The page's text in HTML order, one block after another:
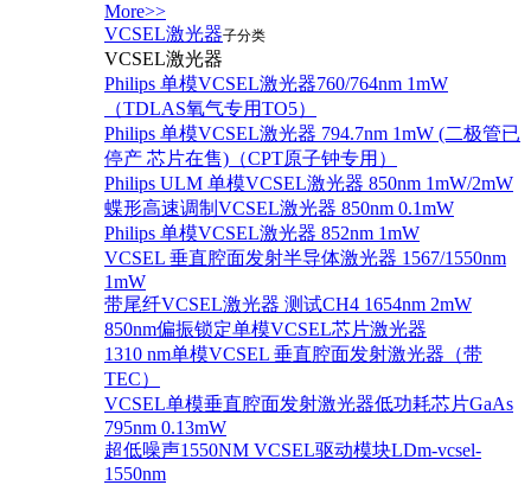
More>>
VCSEL激光器子分类
VCSEL激光器
Philips 单模VCSEL激光器760/764nm 1mW
（TDLAS氧气专用TO5）
Philips 单模VCSEL激光器 794.7nm 1mW (二极管已
停产 芯片在售)（CPT原子钟专用）
Philips ULM 单模VCSEL激光器 850nm 1mW/2mW
蝶形高速调制VCSEL激光器 850nm 0.1mW
Philips 单模VCSEL激光器 852nm 1mW
VCSEL 垂直腔面发射半导体激光器 1567/1550nm
1mW
带尾纤VCSEL激光器 测试CH4 1654nm 2mW
850nm偏振锁定单模VCSEL芯片激光器
1310 nm单模VCSEL 垂直腔面发射激光器（带
TEC）
VCSEL单模垂直腔面发射激光器低功耗芯片GaAs
795nm 0.13mW
超低噪声1550NM VCSEL驱动模块LDm-vcsel-
1550nm